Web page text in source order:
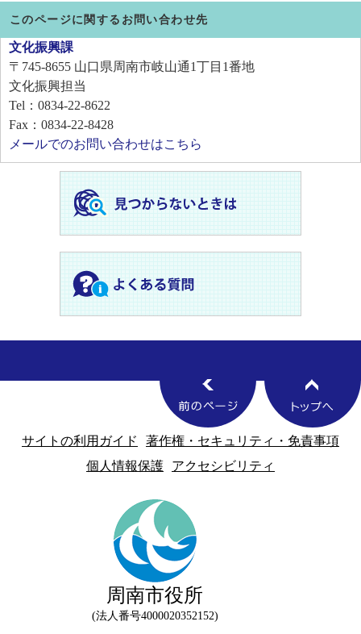
このページに関するお問い合わせ先
文化振興課
〒745-8655 山口県周南市岐山通1丁目1番地
文化振興担当
Tel：0834-22-8622
Fax：0834-22-8428
メールでのお問い合わせはこちら
サイトの利用ガイド
著作権・セキュリティ・免責事項
個人情報保護
アクセシビリティ
周南市役所
法人番号4000020352152